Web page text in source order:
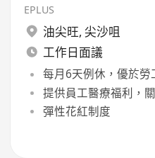
EPLUS
油尖旺, 尖沙咀
工作日面議
每月6天例休，優於勞
提供員工醫療福利，
彈性花紅制度